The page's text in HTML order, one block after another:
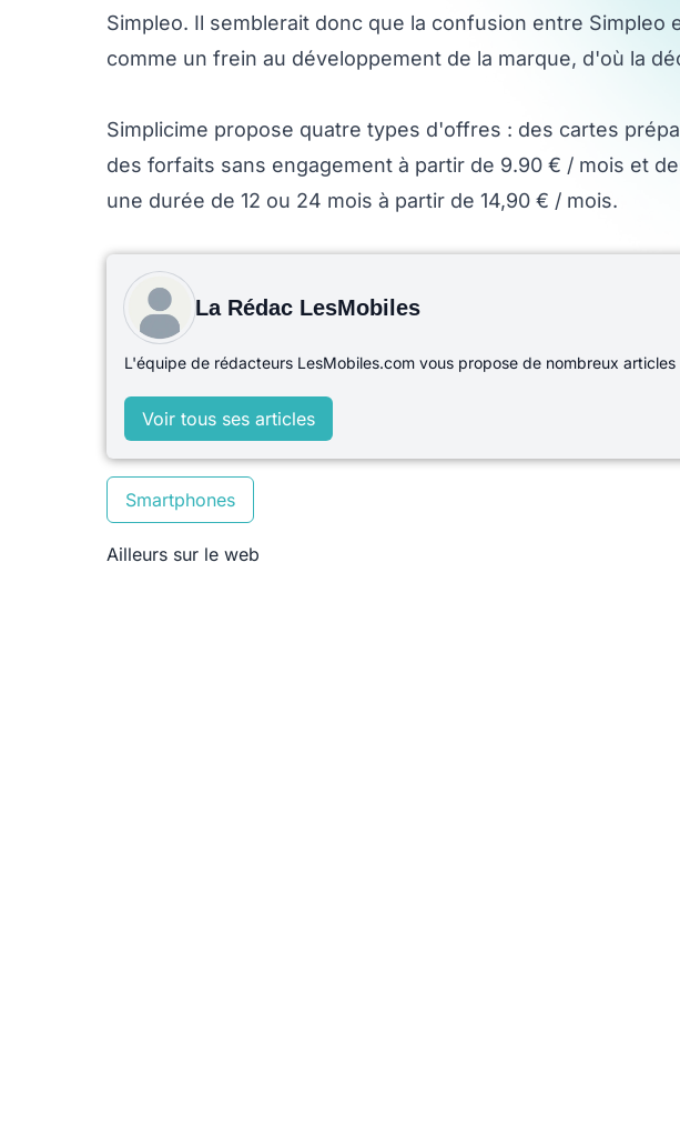
Simpleo. Il semblerait donc que la confusion entre Simpleo
comme un frein au développement de la marque, d'où la
Simplicime propose quatre types d'offres : des cartes
des forfaits sans engagement à partir de 9.90 € / mois et
une durée de 12 ou 24 mois à partir de 14,90 € / mois.
La Rédac LesMobiles
L'équipe de rédacteurs LesMobiles.com vous propose de nombreux
Voir tous ses articles
Smartphones
Ailleurs sur le web